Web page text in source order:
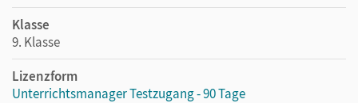
Klasse
9. Klasse
Lizenzform
Unterrichtsmanager Testzugang - 90 Tage